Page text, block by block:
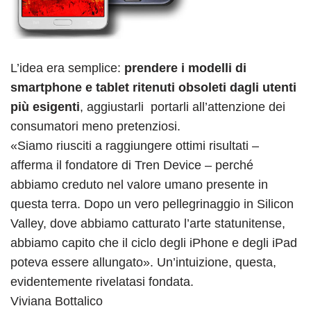
L’idea era semplice: prendere i modelli di
smartphone e tablet ritenuti obsoleti dagli utenti
più esigenti, aggiustarli portarli all’attenzione dei
consumatori meno pretenziosi.
«Siamo riusciti a raggiungere ottimi risultati –
afferma il fondatore di Tren Device – perché
abbiamo creduto nel valore umano presente in
questa terra. Dopo un vero pellegrinaggio in Silicon
Valley, dove abbiamo catturato l’arte statunitense,
abbiamo capito che il ciclo degli iPhone e degli iPad
poteva essere allungato». Un’intuizione, questa,
evidentemente rivelatasi fondata.
Viviana Bottalico